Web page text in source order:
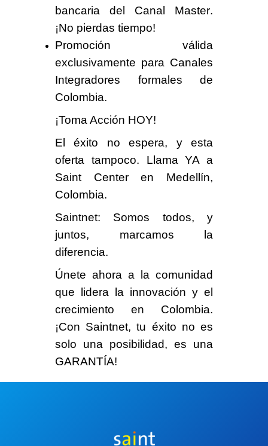
bancaria del Canal Master.
¡No pierdas tiempo!
Promoción válida
exclusivamente para Canales
Integradores formales de
Colombia.
¡Toma Acción HOY!
El éxito no espera, y esta
oferta tampoco. Llama YA a
Saint Center en Medellín,
Colombia.
Saintnet: Somos todos, y
juntos, marcamos la
diferencia.
Únete ahora a la comunidad
que lidera la innovación y el
crecimiento en Colombia.
¡Con Saintnet, tu éxito no es
solo una posibilidad, es una
GARANTÍA!